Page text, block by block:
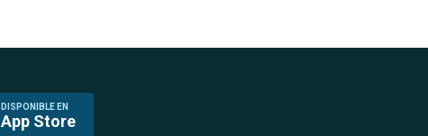
DISPONIBLE EN
App Store